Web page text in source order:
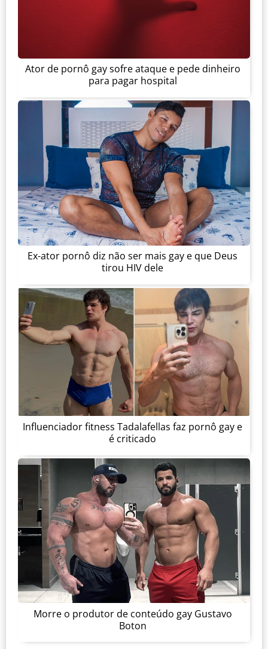
Ator de pornô gay sofre ataque e pede dinheiro
para pagar hospital
Ex-ator pornô diz não ser mais gay e que Deus
tirou HIV dele
Influenciador fitness Tadalafellas faz pornô gay e
é criticado
Morre o produtor de conteúdo gay Gustavo
Boton